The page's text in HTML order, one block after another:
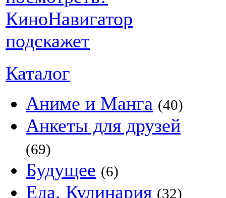
Каталог
Аниме и Манга (40)
Анкеты для друзей
(69)
Будущее (6)
Еда, Кулинария (32)